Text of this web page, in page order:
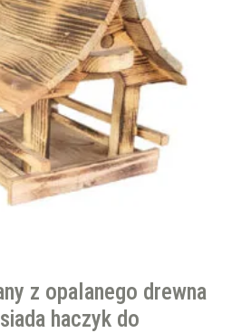
z opalanego drewna
haczyk do